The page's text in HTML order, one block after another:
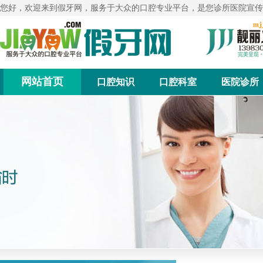
您好，欢迎来到假牙网，服务于大众的口腔专业平台，是您诊所医院宣
网站首页 口腔知识 口腔科室 医院诊所